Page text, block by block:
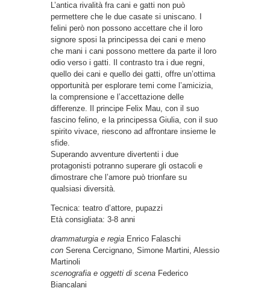
L’antica rivalità fra cani e gatti non può
permettere che le due casate si uniscano. I
felini però non possono accettare che il loro
signore sposi la principessa dei cani e meno
che mani i cani possono mettere da parte il loro
odio verso i gatti. Il contrasto tra i due regni,
quello dei cani e quello dei gatti, offre un’ottima
opportunità per esplorare temi come l’amicizia,
la comprensione e l’accettazione delle
differenze. Il principe Felix Mau, con il suo
fascino felino, e la principessa Giulia, con il suo
spirito vivace, riescono ad affrontare insieme le
sfide.
Superando avventure divertenti i due
protagonisti potranno superare gli ostacoli e
dimostrare che l’amore può trionfare su
qualsiasi diversità.
Tecnica: teatro d’attore, pupazzi
Età consigliata: 3-8 anni
drammaturgia e regia Enrico Falaschi
con Serena Cercignano, Simone Martini, Alessio
Martinoli
scenografia e oggetti di scena Federico
Biancalani